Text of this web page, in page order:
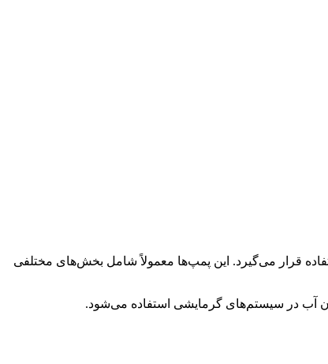
قرار می‌گیرد. این پمپ‌ها معمولاً شامل بخش‌های مختلفی
آب در سیستم‌های گرمایشی استفاده می‌شود.